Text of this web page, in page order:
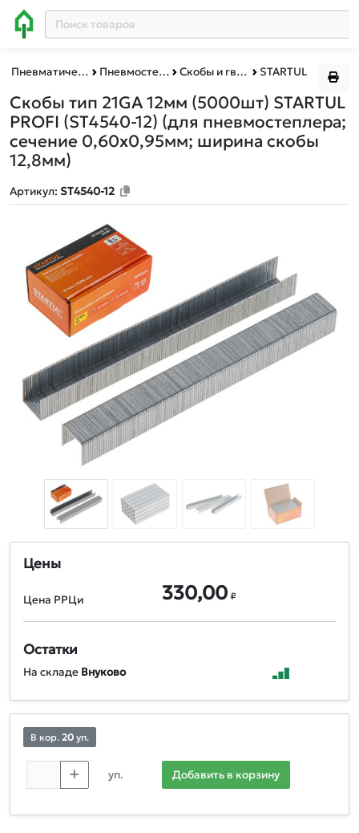
Пневматическое и гидравлическое оборудование Пневмостеплеры Скобы и гвозди для пневмостеплеров STARTUL
Скобы тип 21GA 12мм (5000шт) STARTUL
PROFI (ST4540-12) (для пневмостеплера;
сечение 0,60х0,95мм; ширина скобы
12,8мм)
Артикул: ST4540-12
Цены
Цена РРЦи 330,00 ₽
Остатки
На складе Внуково
В кор. 20 уп.
уп. Добавить в корзину